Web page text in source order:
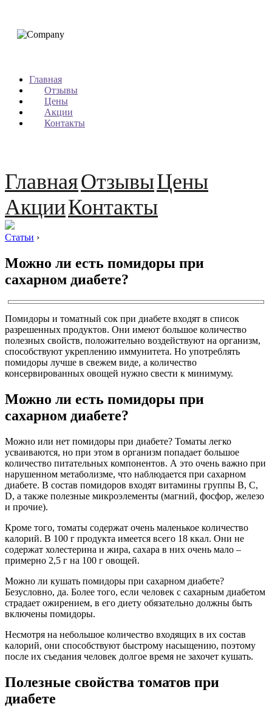
Главная
Отзывы
Цены
Акции
Контакты
ГлавнаяОтзывыЦены
АкцииКонтакты
Статьи ›
Можно ли есть помидоры при
сахарном диабете?
Помидоры и томатный сок при диабете входят в список
разрешенных продуктов. Они имеют большое количество
полезных свойств, положительно воздействуют на организм,
способствуют укреплению иммунитета. Но употреблять
помидоры лучше в свежем виде, а количество
консервированных овощей нужно свести к минимуму.
Можно ли есть помидоры при
сахарном диабете?
Можно или нет помидоры при диабете? Томаты легко
усваиваются, но при этом в организм попадает большое
количество питательных компонентов. А это очень важно при
нарушенном метаболизме, что наблюдается при сахарном
диабете. В состав помидоров входят витамины группы B, C,
D, а также полезные микроэлементы (магний, фосфор, железо
и прочие).
Кроме того, томаты содержат очень маленькое количество
калорий. В 100 г продукта имеется всего 18 ккал. Они не
содержат холестерина и жира, сахара в них очень мало –
примерно 2,5 г на 100 г овощей.
Можно ли кушать помидоры при сахарном диабете?
Безусловно, да. Более того, если человек с сахарным диабетом
страдает ожирением, в его диету обязательно должны быть
включены помидоры.
Несмотря на небольшое количество входящих в их состав
калорий, они способствуют быстрому насыщению, поэтому
после их съедания человек долгое время не захочет кушать.
Полезные свойства томатов при
диабете